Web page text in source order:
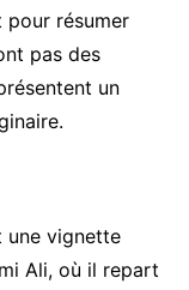
résumer
pas des
un
une vignette
Ali, où il repart